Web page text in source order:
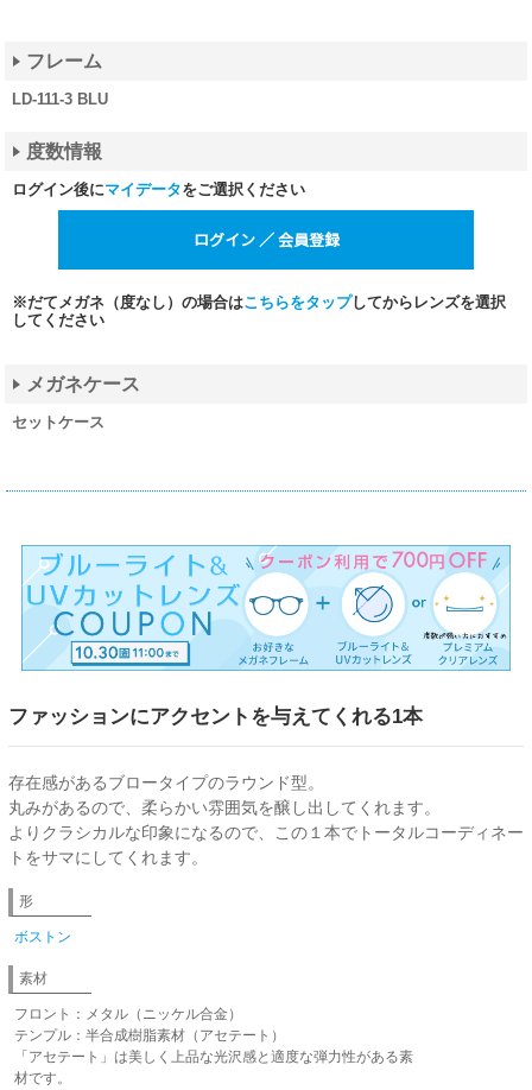
フレーム
LD-111-3 BLU
度数情報
ログイン後にマイデータをご選択ください
※だてメガネ（度なし）の場合はこちらをタップしてからレンズを選択
してください
メガネケース
セットケース
ファッションにアクセントを与えてくれる1本
存在感があるブロータイプのラウンド型。
丸みがあるので、柔らかい雰囲気を醸し出してくれます。
よりクラシカルな印象になるので、この１本でトータルコーディネー
トをサマにしてくれます。
形
ボストン
素材
フロント：メタル（ニッケル合金）
テンプル：半合成樹脂素材（アセテート）
「アセテート」は美しく上品な光沢感と適度な弾力性がある素
材です。